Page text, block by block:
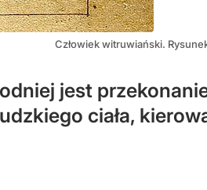
Człowiek witruwiański.
jest
ciała,